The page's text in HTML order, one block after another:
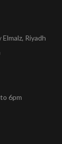
Riyadh
6pm